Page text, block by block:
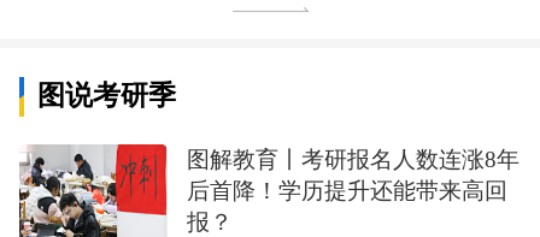
图说考研季
图解教育丨考研报名人数连涨8年
后首降！学历提升还能带来高回
报？